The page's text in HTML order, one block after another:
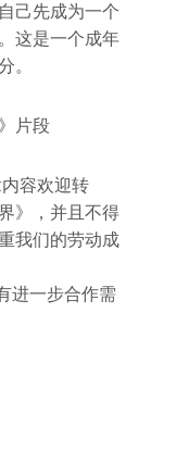
己先成为一个
这是一个成年
。
片段
内容欢迎转
》，并且不得
我们的劳动成
进一步合作需